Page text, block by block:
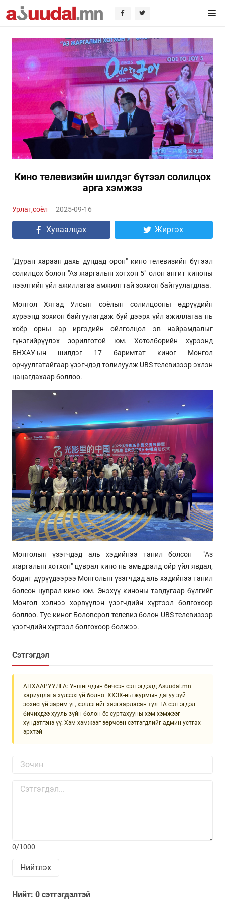
Кино телевизийн шилдэг бүтээл солилцох
арга хэмжээ
Урлаг,соёл 2025-09-16
Хуваалцах Жиргэх
"Дуран хараан дахь дундад орон" кино телевизийн бүтээл
солилцох болон "Аз жаргалын хотхон 5" олон ангит киноны
нээлтийн үйл ажиллагаа амжилттай зохион байгуулагдлаа.
Монгол Хятад Улсын соёлын солилцооны өдрүүдийн
хүрээнд зохион байгуулагдаж буй дээрх үйл ажиллагаа нь
хоёр орны ар иргэдийн ойлголцол эв найрамдалыг
гүнзгийрүүлэх зорилготой юм. Хөтөлбөрийн хүрээнд
БНХАУ-ын шилдэг 17 баримтат киног Монгол
орчуулгатайгаар үзэгчдэд толилуулж UBS телевизээр эхлэн
цацагдахаар боллоо.
Монголын үзэгчдэд аль хэдийнээ танил болсон "Аз
жаргалын хотхон" цуврал кино нь амьдралд ойр үйл явдал,
бодит дүрүүдээрээ Монголын үзэгчдэд аль хэдийнээ танил
болсон цуврал кино юм. Энэхүү киноны тавдугаар бүлгийг
Монгол хэлнээ хөрвүүлэн үзэгчдийн хүртээл болгохоор
боллоо. Тус киног Боловсрол телевиз болон UBS телевизээр
үзэгчдийн хүртээл болгохоор болжээ.
Сэтгэгдэл
АНХААРУУЛГА: Уншигчдын бичсэн сэтгэгдэлд Asuudal.mn
хариуцлага хүлээхгүй болно. ХХЗХ-ны журмын дагуу зүй
зохисгүй зарим үг, хэллэгийг хязгаарласан тул ТА сэтгэгдэл
бичихдээ хууль зүйн болон ёс суртахууны хэм хэмжээг
хүндэтгэнэ үү. Хэм хэмжээг зөрчсөн сэтгэгдлийг админ устгах
эрхтэй
0/1000
Нийтлэх
Нийт: 0 сэтгэгдэлтэй